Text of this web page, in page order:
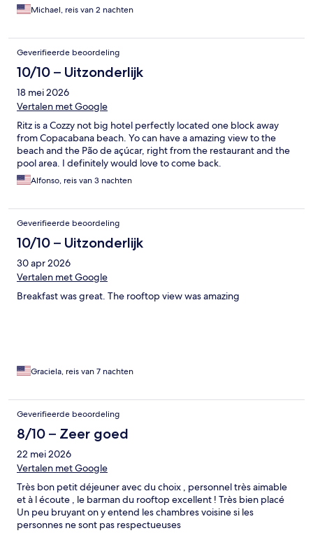
Michael, reis van 2 nachten
Geverifieerde beoordeling
10/10 – Uitzonderlijk
18 mei 2026
Vertalen met Google
Ritz is a Cozzy not big hotel perfectly located one block away
from Copacabana beach. Yo can have a amazing view to the
beach and the Pão de açúcar, right from the restaurant and the
pool area. I definitely would love to come back.
Alfonso, reis van 3 nachten
Geverifieerde beoordeling
10/10 – Uitzonderlijk
30 apr 2026
Vertalen met Google
Breakfast was great. The rooftop view was amazing
Graciela, reis van 7 nachten
Geverifieerde beoordeling
8/10 – Zeer goed
22 mei 2026
Vertalen met Google
Très bon petit déjeuner avec du choix , personnel très aimable
et à l écoute , le barman du rooftop excellent ! Très bien placé
Un peu bruyant on y entend les chambres voisine si les
personnes ne sont pas respectueuses